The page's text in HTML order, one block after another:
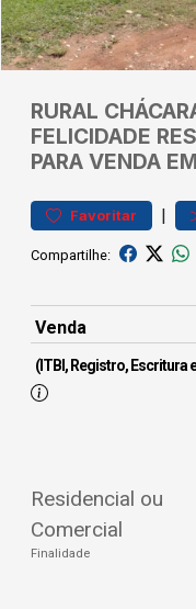
RURAL
FELICIDADE
PARA VENDA
Favoritar |
Compartilhe:
Venda
(ITBI, Registro, Escritura
Residencial ou
Comercial
Finalidade